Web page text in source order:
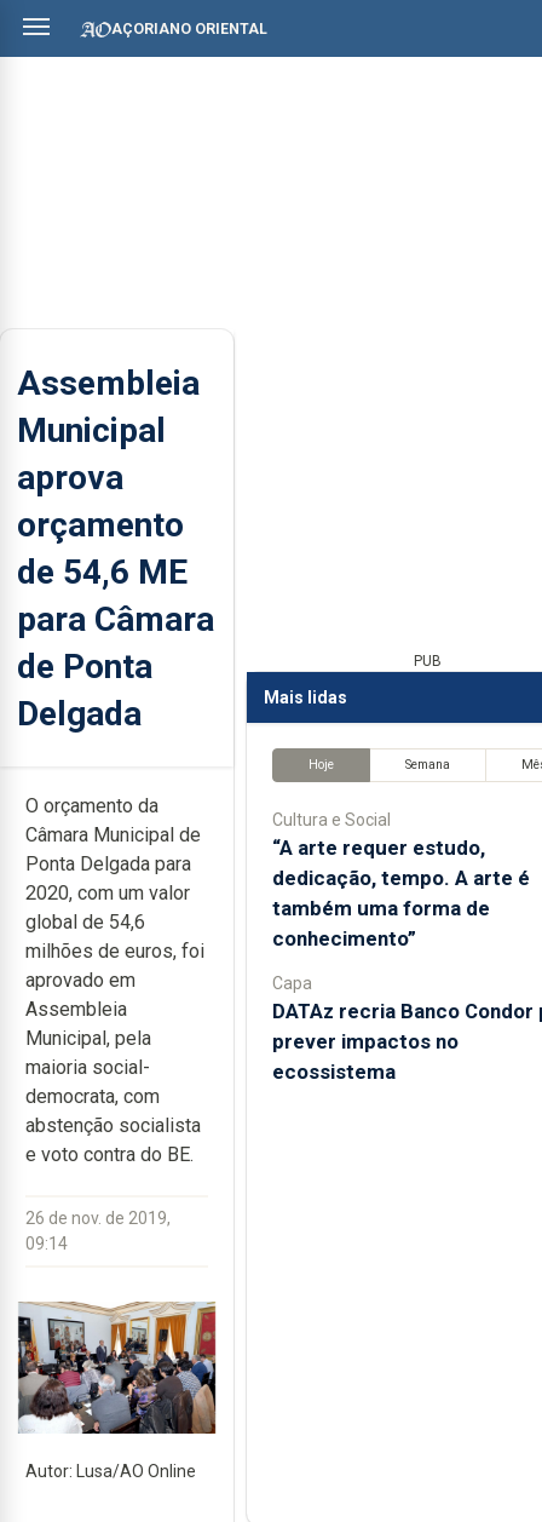
AÇORIANO ORIENTAL
Assembleia
Municipal
aprova
orçamento
de 54,6 ME
para Câmara
de Ponta
Delgada
O orçamento da
Câmara Municipal de
Ponta Delgada para
2020, com um valor
global de 54,6
milhões de euros, foi
aprovado em
Assembleia
Municipal, pela
maioria social-
democrata, com
abstenção socialista
e voto contra do BE.
26 de nov. de 2019,
09:14
Autor: Lusa/AO Online
PUB
Mais lidas
Hoje Semana
Cultura e Social
“A arte requer estudo,
dedicação, tempo. A arte é
também uma forma de
conhecimento”
Capa
DATAz recria Banco Condor
prever impactos no
ecossistema